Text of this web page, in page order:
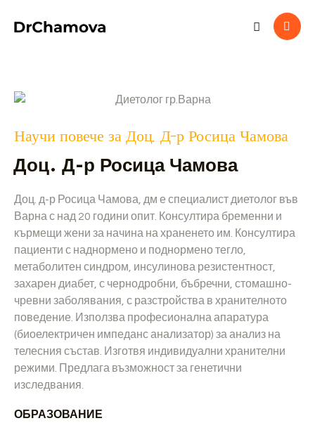
Научи повече за Доц. Д-р Росица Чамова
Доц. Д-р Росица Чамова
Доц. д-р Росица Чамова, дм е специалист диетолог във
Варна с над 20 години опит. Консултира бременни и
кърмещи жени за начина на храненето им. Консултира
пациенти с наднормено и поднормено тегло,
метаболитен синдром, инсулинова резистентност,
захарен диабет, с чернодробни, бъбречни, стомашно-
чревни заболявания, с разстройства в хранителното
поведение. Използва професионална апаратура
(биоелектричен импеданс анализатор) за анализ на
телесния състав. Изготвя индивидуални хранителни
режими. Предлага възможност за генетични
изследвания.
ОБРАЗОВАНИЕ